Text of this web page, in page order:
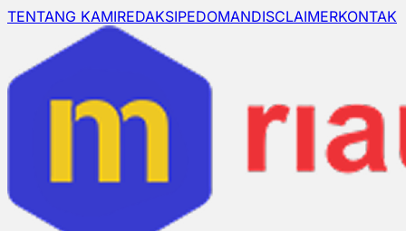
TENTANG KAMIREDAKSIPEDOMANDISCLAIMERKONTAK